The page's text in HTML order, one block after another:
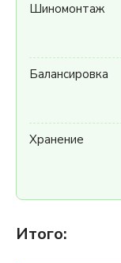
Шиномонтаж
Балансировка
Хранение
Итого: